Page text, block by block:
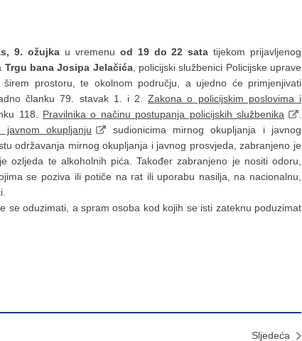
9. ožujka u vremenu od 19 do 22 satatijekom prijavljenog
Trgu bana Josipa Jelačića, policijski službenici Policijske uprave
prostoru, te okolnom području, a ujedno će primjenjivati
članku 79. stavak 1. i 2.Zakona o policijskim poslovima i
118. Pravilnika o načinu postupanja policijskih službenika
javnom okupljanju
sudionicima mirnog okupljanja i javnog
održavanja mirnog okupljanja i javnog prosvjeda, zabranjeno je
ozljeda te alkoholnih pića. Također zabranjeno je nositi odoru,
se poziva ili potiče na rat ili uporabu nasilja, na nacionalnu,
se oduzimati, a spram osoba kod kojih se isti zateknu poduzimat
Sljedeća